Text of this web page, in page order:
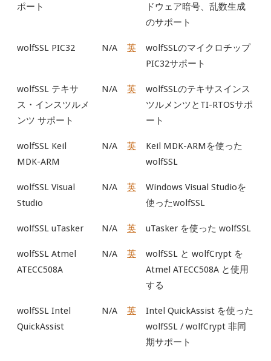
ポート
ドウェア暗号、乱数生成
のサポート
wolfSSL PIC32 N/A 英
wolfSSLのマイクロチップ
PIC32サポート
wolfSSL テキサ
ス・インスツルメ
ンツ サポート
N/A 英
wolfSSLのテキサスインス
ツルメンツとTI-RTOSサポ
ート
wolfSSL Keil
MDK-ARM
N/A 英
Keil MDK-ARMを使った
wolfSSL
wolfSSL Visual
Studio
N/A 英
Windows Visual Studioを
使ったwolfSSL
wolfSSL uTasker N/A 英 uTasker を使った wolfSSL
wolfSSL Atmel
ATECC508A
N/A 英
wolfSSL と wolfCrypt を
Atmel ATECC508A と使用
する
wolfSSL Intel
QuickAssist
N/A 英
Intel QuickAssist を使った
wolfSSL / wolfCrypt 非同
期サポート